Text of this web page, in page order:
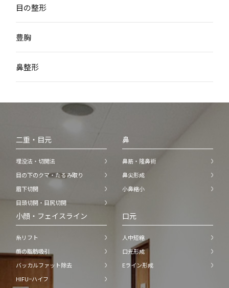
目の整形
豊胸
鼻整形
二重・目元
埋没法・切開法
目の下のクマ・たるみ取り
眉下切開
目頭切開・目尻切開
鼻
鼻筋・隆鼻術
鼻尖形成
小鼻縮小
小顔・フェイスライン
糸リフト
顔の脂肪吸引
バッカルファット除去
HIFU−ハイフ
口元
人中短縮
口元形成
Eライン形成